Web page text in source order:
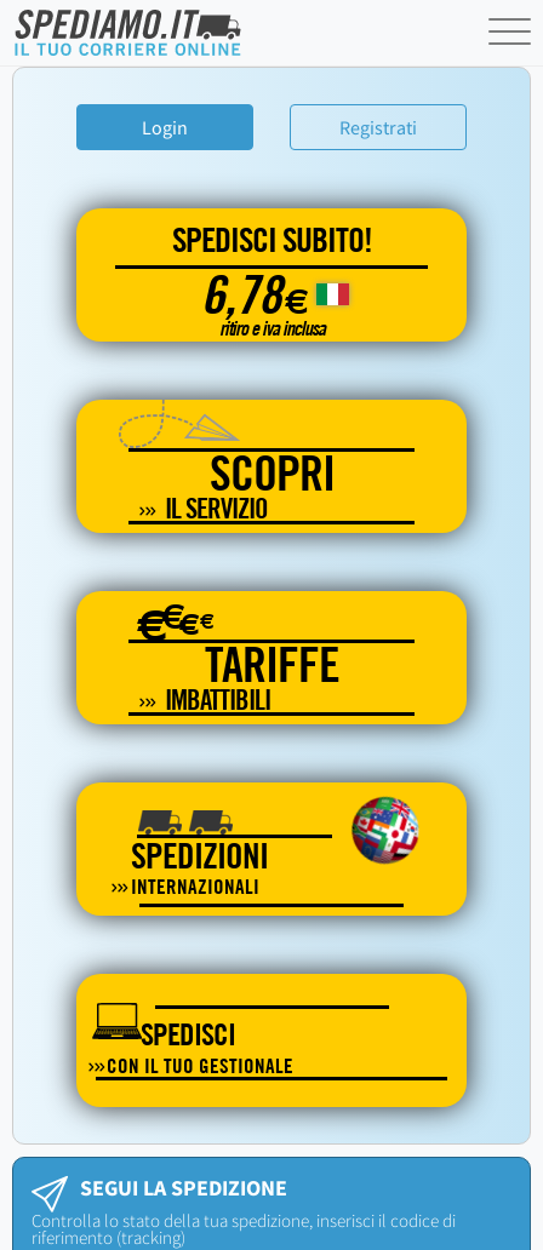
Login Registrati
SPEDISCI SUBITO!
6,78€
ritiro e iva inclusa
SCOPRI
IL SERVIZIO
€€€€
TARIFFE
IMBATTIBILI
SPEDIZIONI
INTERNAZIONALI
SPEDISCI
CON IL TUO GESTIONALE
SEGUI LA SPEDIZIONE
Controlla lo stato della tua spedizione, inserisci il codice di
riferimento (tracking)